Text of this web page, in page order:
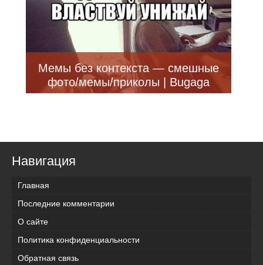
Мемы без контекста — смешные
фото/мемы/приколы | Bugaga
Навигация
Главная
Последние комментарии
О сайте
Политика конфиденциальности
Обратная связь